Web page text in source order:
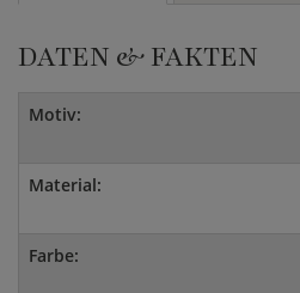
DATEN & FAKTEN
Motiv:
Material:
Farbe: